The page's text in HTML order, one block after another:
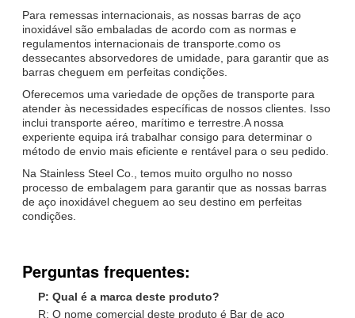
Para remessas internacionais, as nossas barras de aço
inoxidável são embaladas de acordo com as normas e
regulamentos internacionais de transporte.como os
dessecantes absorvedores de umidade, para garantir que as
barras cheguem em perfeitas condições.
Oferecemos uma variedade de opções de transporte para
atender às necessidades específicas de nossos clientes. Isso
inclui transporte aéreo, marítimo e terrestre.A nossa
experiente equipa irá trabalhar consigo para determinar o
método de envio mais eficiente e rentável para o seu pedido.
Na Stainless Steel Co., temos muito orgulho no nosso
processo de embalagem para garantir que as nossas barras
de aço inoxidável cheguem ao seu destino em perfeitas
condições.
Perguntas frequentes:
P: Qual é a marca deste produto?
R: O nome comercial deste produto é Bar de aço